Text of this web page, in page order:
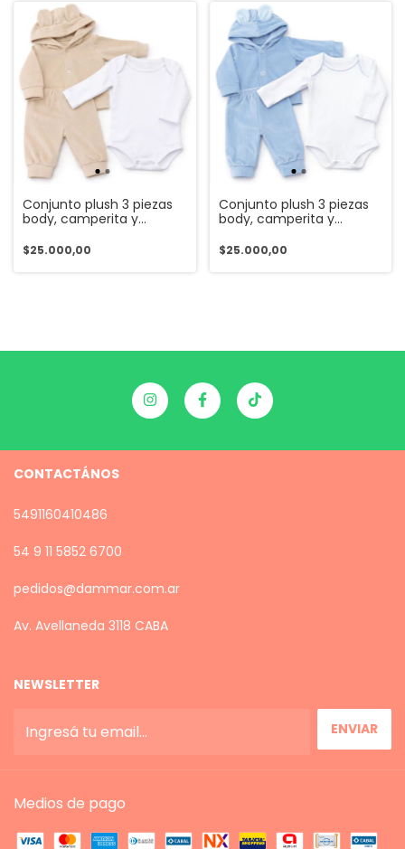
Conjunto plush 3 piezas
body, camperita y
$25.000,00
Conjunto plush 3 piezas
body, camperita y
$25.000,00
CONTACTÁNOS
5491160410486
54 9 11 5852 6700
pedidos@dammar.com.ar
Av. Avellaneda 3118 CABA
NEWSLETTER
Medios de pago